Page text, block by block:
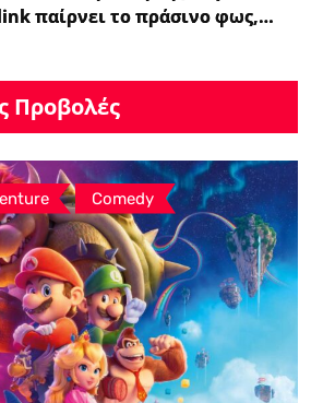
παίρνει το πράσινο φως,…
Προβολές
, Comedy